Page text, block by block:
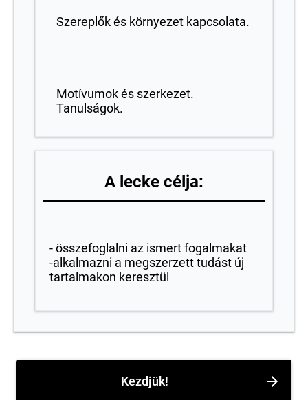
Szereplők és környezet kapcsolata.
Motívumok és szerkezet.
Tanulságok.
A lecke célja:
- összefoglalni az ismert fogalmakat
-alkalmazni a megszerzett tudást új
tartalmakon keresztül
Kezdjük!